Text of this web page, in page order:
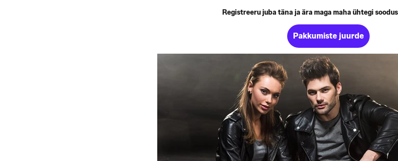
Registreeru juba täna ja ära maga maha ühtegi
Pakkumiste juurde